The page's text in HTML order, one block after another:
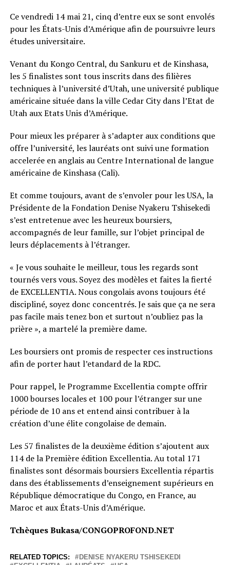
Ce vendredi 14 mai 21, cinq d’entre eux se sont envolés
pour les États-Unis d’Amérique afin de poursuivre leurs
études universitaire.
Venant du Kongo Central, du Sankuru et de Kinshasa,
les 5 finalistes sont tous inscrits dans des filières
techniques à l’université d’Utah, une université publique
américaine située dans la ville Cedar City dans l’Etat de
Utah aux Etats Unis d’Amérique.
Pour mieux les préparer à s’adapter aux conditions que
offre l’université, les lauréats ont suivi une formation
accelerée en anglais au Centre International de langue
américaine de Kinshasa (Cali).
Et comme toujours, avant de s’envoler pour les USA, la
Présidente de la Fondation Denise Nyakeru Tshisekedi
s’est entretenue avec les heureux boursiers,
accompagnés de leur famille, sur l’objet principal de
leurs déplacements à l’étranger.
« Je vous souhaite le meilleur, tous les regards sont
tournés vers vous. Soyez des modèles et faites la fierté
de EXCELLENTIA. Nous congolais avons toujours été
discipliné, soyez donc concentrés. Je sais que ça ne sera
pas facile mais tenez bon et surtout n’oubliez pas la
prière », a martelé la première dame.
Les boursiers ont promis de respecter ces instructions
afin de porter haut l’etandard de la RDC.
Pour rappel, le Programme Excellentia compte offrir
1000 bourses locales et 100 pour l’étranger sur une
période de 10 ans et entend ainsi contribuer à la
création d’une élite congolaise de demain.
Les 57 finalistes de la deuxième édition s’ajoutent aux
114 de la Première édition Excellentia. Au total 171
finalistes sont désormais boursiers Excellentia répartis
dans des établissements d’enseignement supérieurs en
République démocratique du Congo, en France, au
Maroc et aux États-Unis d’Amérique.
Tchèques Bukasa/CONGOPROFOND.NET
RELATED TOPICS:
DENISE NYAKERU TSHISEKEDI